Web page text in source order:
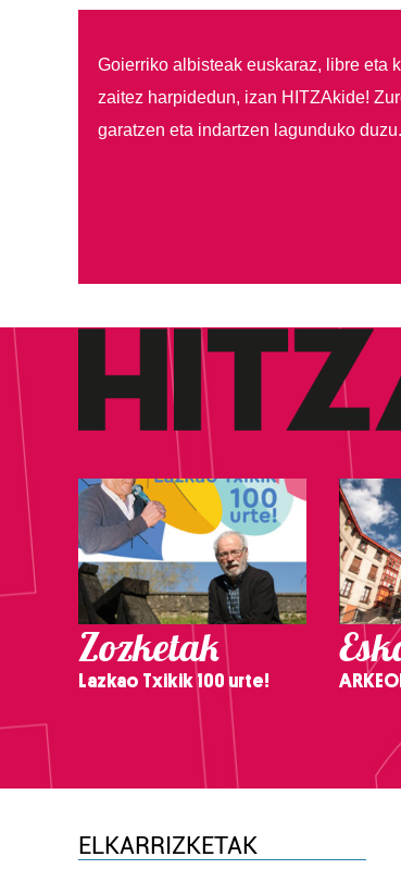
Goierriko albisteak euskaraz, libre eta
zaitez harpidedun, izan HITZAkide!
garatzen eta indartzen lagunduko duzu.
Zozketak
Lazkao Txikik 100 urte!
ELKARRIZKETAK